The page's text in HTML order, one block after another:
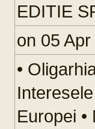
EDITIE
on 05
•
Europei